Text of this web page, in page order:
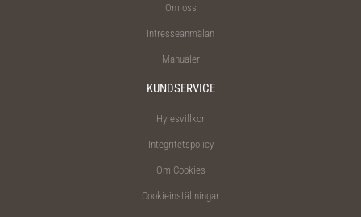
Om oss
Intresseanmälan
Manualer
KUNDSERVICE
Hyresvillkor
Integritetspolicy
Om Cookies
Cookieinställningar